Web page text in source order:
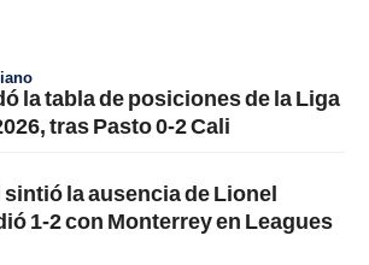
la tabla de posiciones de la Liga
tras Pasto 0-2 Cali
sintió la ausencia de Lionel
1-2 con Monterrey en Leagues